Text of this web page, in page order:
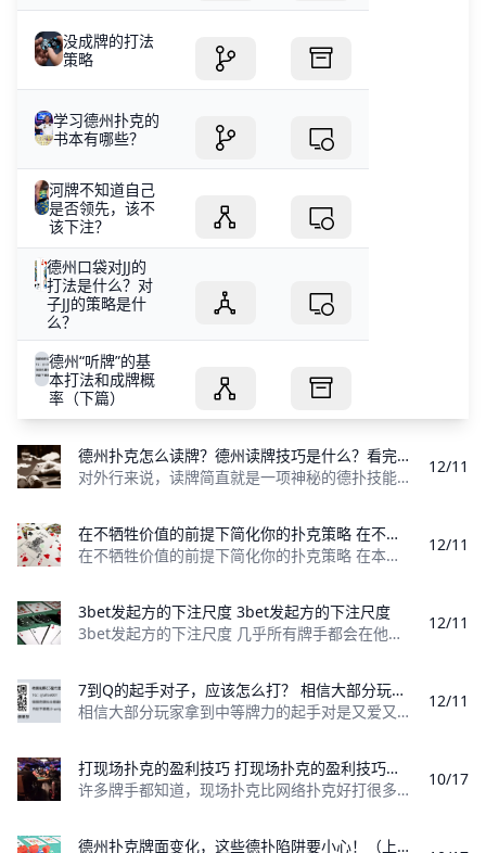
没成牌的打法
策略
学习德州扑克的
书本有哪些？
河牌不知道自己
是否领先，该不
该下注？
德州口袋对JJ的
打法是什么？对
子JJ的策略是什
么？
德州“听牌”的基
本打法和成牌概
率（下篇）
德州扑克怎么读牌？德州读牌技巧是什么？看完你也能掌握这种“超能力” 德州扑克怎么读牌？德州读牌技巧是什么？
对外行来说，读牌简直就是一项神秘的德扑技能。运用一些无法理解的第六感，世界上最优秀的德扑玩家能破译对手隐藏的手牌，做出令人难以想象的诈唬和跟
12/11
在不牺牲价值的前提下简化你的扑克策略 在不牺牲价值的前提下简化你的扑克策略
在不牺牲价值的前提下简化你的扑克策略 在本文中，我将讨论简化你的扑克策略，使你更容易在实战中执行它们的一些优点与缺点。然后，我将证明简化你的策
12/11
3bet发起方的下注尺度 3bet发起方的下注尺度
3bet发起方的下注尺度 几乎所有牌手都会在他们扑克职业生涯的某个时间段认为他们扑克策略的最薄弱方面是3bet底池。这是因为各种各样的原因。首
12/11
7到Q的起手对子，应该怎么打？ 相信大部分玩家拿到中等牌力的起手对是又爱又恨、喜忧参半，原因大多是翻牌前牌力不弱
相信大部分玩家拿到中等牌力的起手对是又爱又恨、喜忧参半，原因大多是翻牌前牌力不弱，但是却不知道如何去进行合理操作，可谓战战兢兢、如履薄冰。推
12/11
打现场扑克的盈利技巧 打现场扑克的盈利技巧是什么？本文教你几个征服现场扑克的盈利技巧。
许多牌手都知道，现场扑克比网络扑克好打很多。大多数成功的网络牌手刚开始转型打现场扑克就可以稳定盈利。 但成功的现场牌手去打网络扑克却未必如此。
10/17
德州扑克牌面变化，这些德扑陷阱要小心！（上篇） 德州扑克牌面变化，这些德扑陷阱要小心！（上篇）